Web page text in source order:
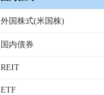
外国株式(米国株)
国内債券
REIT
ETF